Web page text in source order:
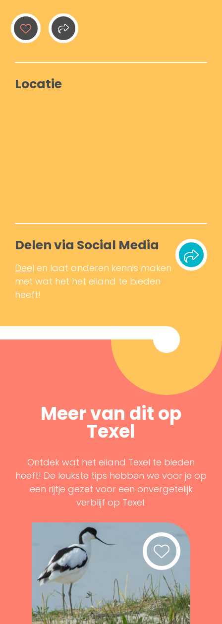
Locatie
Delen via Social Media
Deel en laat anderen kennis maken
met wat het het eiland te bieden
heeft!
Meer van dit op
Texel
Ontdek wat het eiland Texel te bieden
heeft! De leukste tips hebben we voor je op
een rijtje gezet voor een onvergetelijk
verblijf op Texel.